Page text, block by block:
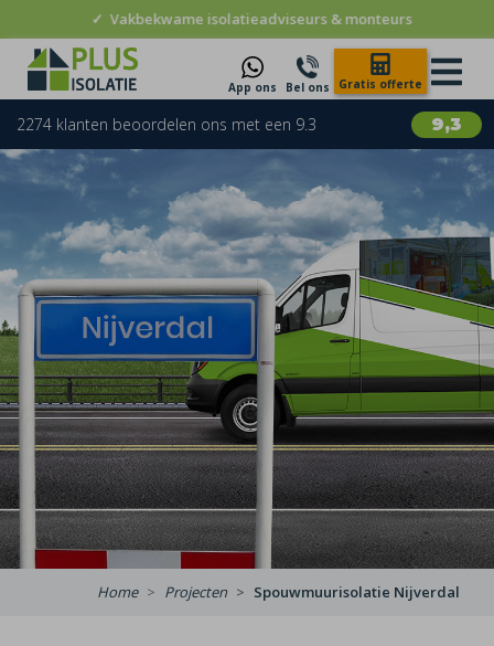
✓ Vakbekwame isolatieadviseurs & monteurs
App ons Bel ons Gratis offerte
9,3
2274 klanten beoordelen ons met een 9.3
Home Projecten Spouwmuurisolatie Nijverdal